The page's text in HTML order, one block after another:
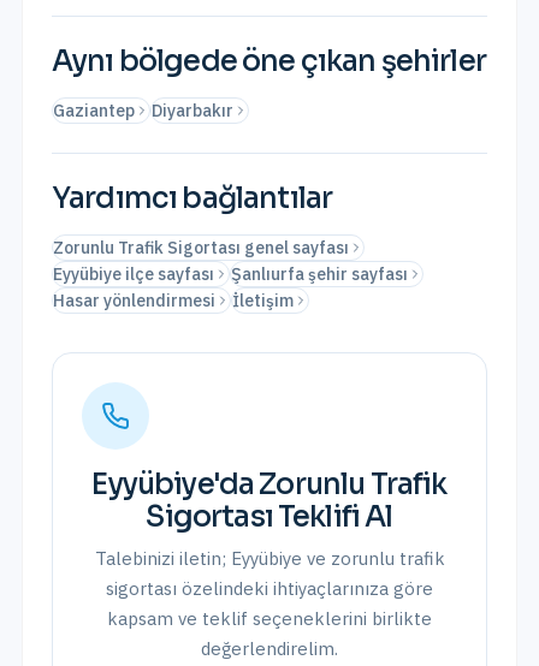
Aynı bölgede öne çıkan şehirler
Gaziantep Diyarbakır
Yardımcı bağlantılar
Zorunlu Trafik Sigortası genel sayfası
Eyyübiye ilçe sayfası
Şanlıurfa şehir sayfası
Hasar yönlendirmesi
İletişim
Eyyübiye'da Zorunlu Trafik
Sigortası Teklifi Al
Talebinizi iletin; Eyyübiye ve zorunlu trafik
sigortası özelindeki ihtiyaçlarınıza göre
kapsam ve teklif seçeneklerini birlikte
değerlendirelim.